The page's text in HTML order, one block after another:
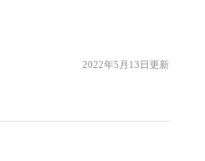
2022年5月13日更新